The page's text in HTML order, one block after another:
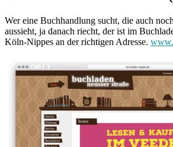
Wer eine Buchhandlung sucht, die auch
aussieht, ja danach riecht, der ist im
Köln-Nippes an der richtigen Adresse.